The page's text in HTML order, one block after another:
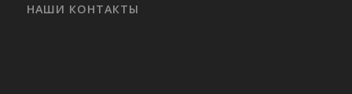
НАШИ КОНТАКТЫ